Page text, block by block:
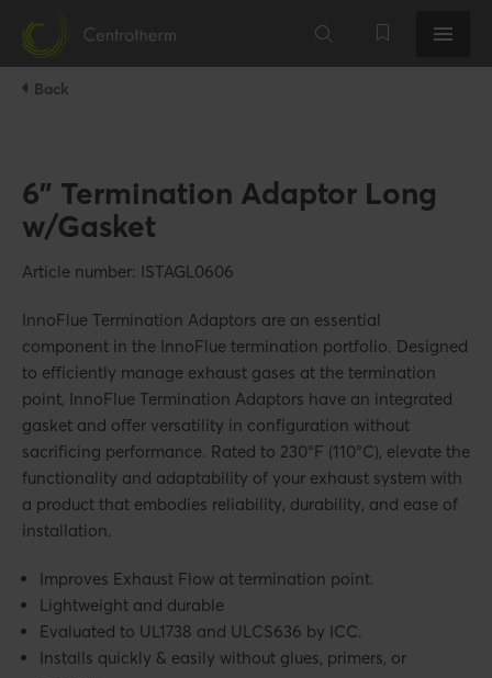
Back
6" Termination Adaptor Long
w/Gasket
Article number: ISTAGL0606
InnoFlue Termination Adaptors are an essential
component in the InnoFlue termination portfolio. Designed
to efficiently manage exhaust gases at the termination
point, InnoFlue Termination Adaptors have an integrated
gasket and offer versatility in configuration without
sacrificing performance. Rated to 230°F (110°C), elevate the
functionality and adaptability of your exhaust system with
a product that embodies reliability, durability, and ease of
installation.
Improves Exhaust Flow at termination point.
Lightweight and durable
Evaluated to UL1738 and ULCS636 by ICC.
Installs quickly & easily without glues, primers, or